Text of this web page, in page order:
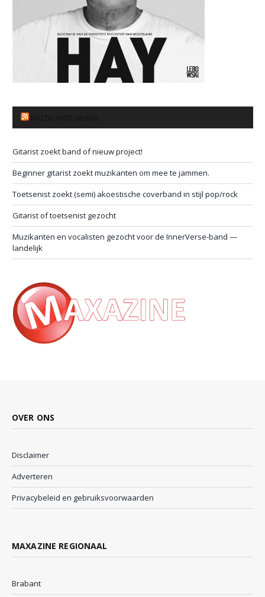
Gitarist zoekt band of nieuw project!
Beginner gitarist zoekt muzikanten om mee te jammen.
Toetsenist zoekt (semi) akoestische coverband in stijl pop/rock
Gitarist of toetsenist gezocht
Muzikanten en vocalisten gezocht voor de InnerVerse-band —
landelijk
OVER ONS
Disclaimer
Adverteren
Privacybeleid en gebruiksvoorwaarden
MAXAZINE REGIONAAL
Brabant